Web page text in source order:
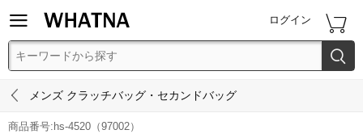
 ログイン 

 メンズ クラッチバッグ・セカンドバッグ
商品番号:hs-4520（97002）